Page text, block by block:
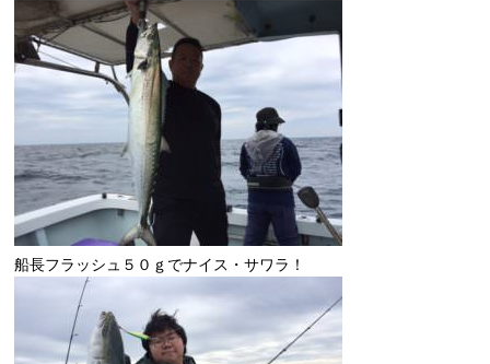
船長フラッシュ５０ｇでナイス・サワラ！